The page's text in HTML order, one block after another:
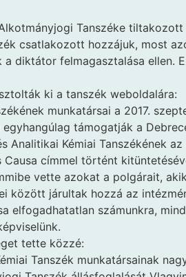
Tanszéke tiltakozott
csatlakozott hozzájuk, most
diktátor felmagasztalása ellen.
ki a tanszék weboldalára:
munkatársai a 2017.
támogatják a
Analitikai Kémiai Tanszékének
címmel történt
vette azokat a polgárait,
között járultak hozzá az
elfogadhatatlan számunkra,
tette közzé:
Tanszék munkatársainak